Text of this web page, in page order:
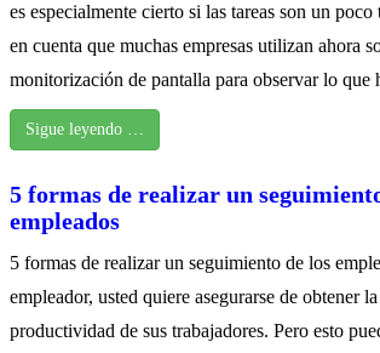
es especialmente cierto si las tareas son un poco
en cuenta que muchas empresas utilizan ahora
monitorización de pantalla para observar lo
Sigue leyendo …
5 formas de realizar un
empleados
5 formas de realizar un seguimiento de los
empleador, usted quiere asegurarse de obtener
productividad de sus trabajadores. Pero esto